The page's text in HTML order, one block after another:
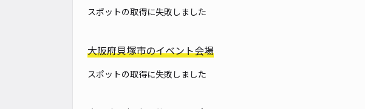
スポットの取得に失敗しました
大阪府貝塚市のイベント会場
スポットの取得に失敗しました